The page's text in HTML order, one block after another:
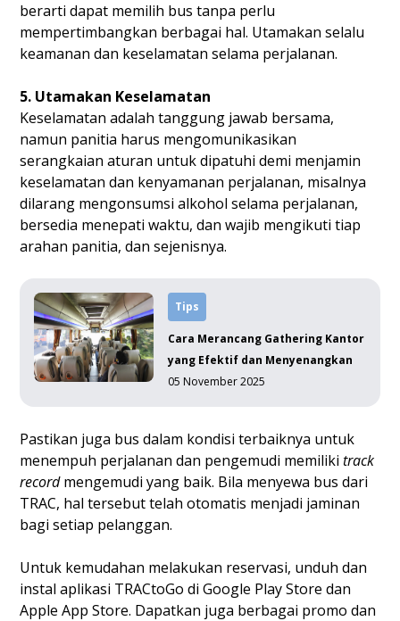
berarti dapat memilih bus tanpa perlu
mempertimbangkan berbagai hal. Utamakan selalu
keamanan dan keselamatan selama perjalanan.
5. Utamakan Keselamatan
Keselamatan adalah tanggung jawab bersama,
namun panitia harus mengomunikasikan
serangkaian aturan untuk dipatuhi demi menjamin
keselamatan dan kenyamanan perjalanan, misalnya
dilarang mengonsumsi alkohol selama perjalanan,
bersedia menepati waktu, dan wajib mengikuti tiap
arahan panitia, dan sejenisnya.
Tips
Cara Merancang Gathering Kantor
yang Efektif dan Menyenangkan
05 November 2025
Pastikan juga bus dalam kondisi terbaiknya untuk
menempuh perjalanan dan pengemudi memiliki track
recordmengemudi yang baik. Bila menyewa bus dari
TRAC, hal tersebut telah otomatis menjadi jaminan
bagi setiap pelanggan.
Untuk kemudahan melakukan reservasi, unduh dan
instal aplikasi TRACtoGo di Google Play Store dan
Apple App Store. Dapatkan juga berbagai promo dan